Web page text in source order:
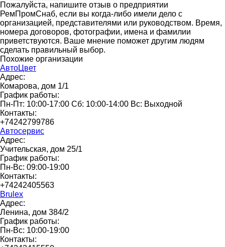
Пожалуйста, напишите отзыв о предприятии
РемПромСнаб, если вы когда-либо имели дело с
организацией, представителями или руководством. Время,
номера договоров, фотографии, имена и фамилии
приветствуются. Ваше мнение поможет другим людям
сделать правильный выбор.
Похожие организации
АвтоЦвет
Адрес:
Комарова, дом 1/1
График работы:
Пн-Пт: 10:00-17:00 Сб: 10:00-14:00 Вс: Выходной
Контакты:
+74242799786
Автосервис
Адрес:
Учительская, дом 25/1
График работы:
Пн-Вс: 09:00-19:00
Контакты:
+74242405563
Brulex
Адрес:
Ленина, дом 384/2
График работы:
Пн-Вс: 10:00-19:00
Контакты: